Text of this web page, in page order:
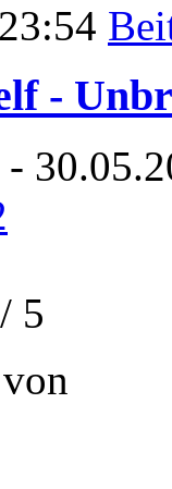
23:54
-
-
5